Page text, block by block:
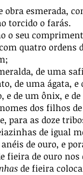
esmerada,
torcido o farás.
o seu
quatro
de uma
de uma ágata,
e de um ônix, e
dos filhos
para as doze
de igual
de ouro, e
fieira de ouro
de fieira